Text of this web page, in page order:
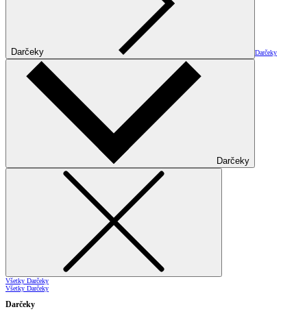
Darčeky Darčeky
Darčeky
Všetky Darčeky
Všetky Darčeky
Darčeky